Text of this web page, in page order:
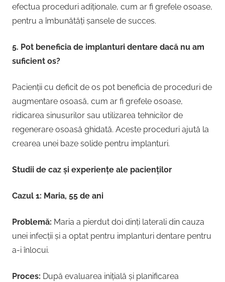
efectua proceduri adiționale, cum ar fi grefele osoase,
pentru a îmbunătăți șansele de succes.
5. Pot beneficia de implanturi dentare dacă nu am
suficient os?
Pacienții cu deficit de os pot beneficia de proceduri de
augmentare osoasă, cum ar fi grefele osoase,
ridicarea sinusurilor sau utilizarea tehnicilor de
regenerare osoasă ghidată. Aceste proceduri ajută la
crearea unei baze solide pentru implanturi.
Studii de caz și experiențe ale pacienților
Cazul 1: Maria, 55 de ani
Problemă: Maria a pierdut doi dinți laterali din cauza
unei infecții și a optat pentru implanturi dentare pentru
a-i înlocui.
Proces: După evaluarea inițială și planificarea